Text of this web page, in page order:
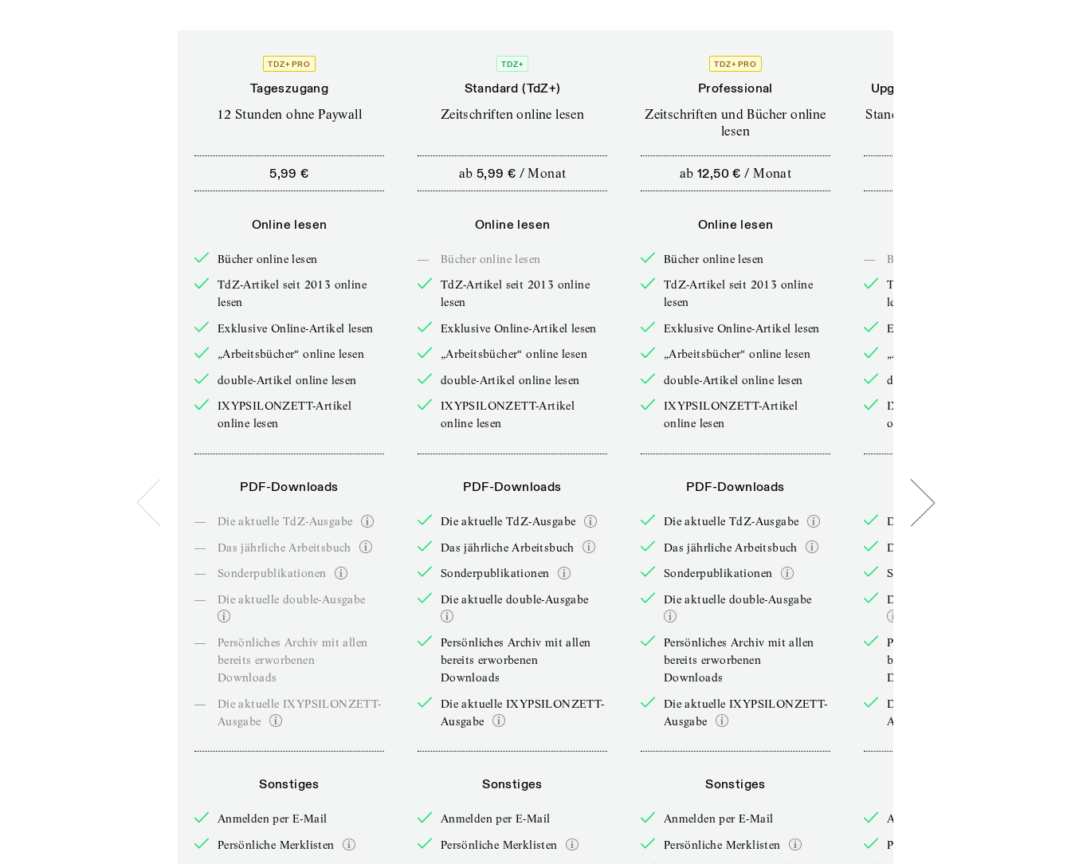
TDZ+ PRO
Tageszugang
12 Stunden ohne Paywall
5,99 €
Online lesen
Bücher online lesen
TdZ-Artikel seit 2013 online
lesen
Exklusive Online-Artikel lesen
„Arbeitsbücher“ online lesen
double-Artikel online lesen
IXYPSILONZETT-Artikel
online lesen
PDF-Downloads
—
Die aktuelle TdZ-Ausgabe
—
Das jährliche Arbeitsbuch
—
Sonderpublikationen
—
Die aktuelle double-Ausgabe
—
Persönliches Archiv mit allen
bereits erworbenen
Downloads
—
Die aktuelle IXYPSILONZETT-
Ausgabe
Sonstiges
Anmelden per E-Mail
Persönliche Merklisten
TDZ+
Standard (TdZ+)
Zeitschriften online lesen
ab 5,99 € /Monat
Online lesen
—
Bücher online lesen
TdZ-Artikel seit 2013 online
lesen
Exklusive Online-Artikel lesen
„Arbeitsbücher“ online lesen
double-Artikel online lesen
IXYPSILONZETT-Artikel
online lesen
PDF-Downloads
Die aktuelle TdZ-Ausgabe
Das jährliche Arbeitsbuch
Sonderpublikationen
Die aktuelle double-Ausgabe
Persönliches Archiv mit allen
bereits erworbenen
Downloads
Die aktuelle IXYPSILONZETT-
Ausgabe
Sonstiges
Anmelden per E-Mail
Persönliche Merklisten
TDZ+ PRO
Professional
Zeitschriften und Bücher online
lesen
ab 12,50 € /Monat
Online lesen
Bücher online lesen
TdZ-Artikel seit 2013 online
lesen
Exklusive Online-Artikel lesen
„Arbeitsbücher“ online lesen
double-Artikel online lesen
IXYPSILONZETT-Artikel
online lesen
PDF-Downloads
Die aktuelle TdZ-Ausgabe
Das jährliche Arbeitsbuch
Sonderpublikationen
Die aktuelle double-Ausgabe
Persönliches Archiv mit allen
bereits erworbenen
Downloads
Die aktuelle IXYPSILONZETT-
Ausgabe
Sonstiges
Anmelden per E-Mail
Persönliche Merklisten
Upgrade für Printabonnenten
Standard (TdZ+) – Zeitschriften
—
Bücher online lesen
TdZ-Artikel seit 2013 online
lesen
Exklusive Online-Artikel lesen
„Arbeitsbücher“ online lesen
double-Artikel online lesen
IXYPSILONZETT-Artikel
online lesen
PDF-Downloads
Die aktuelle TdZ-Ausgabe
Das jährliche Arbeitsbuch
Sonderpublikationen
Die aktuelle double-Ausgabe
Persönliches Archiv mit allen
bereits erworbenen
Downloads
Die aktuelle IXYPSILONZETT-
Ausgabe
Anmelden per E-Mail
Persönliche Merklisten